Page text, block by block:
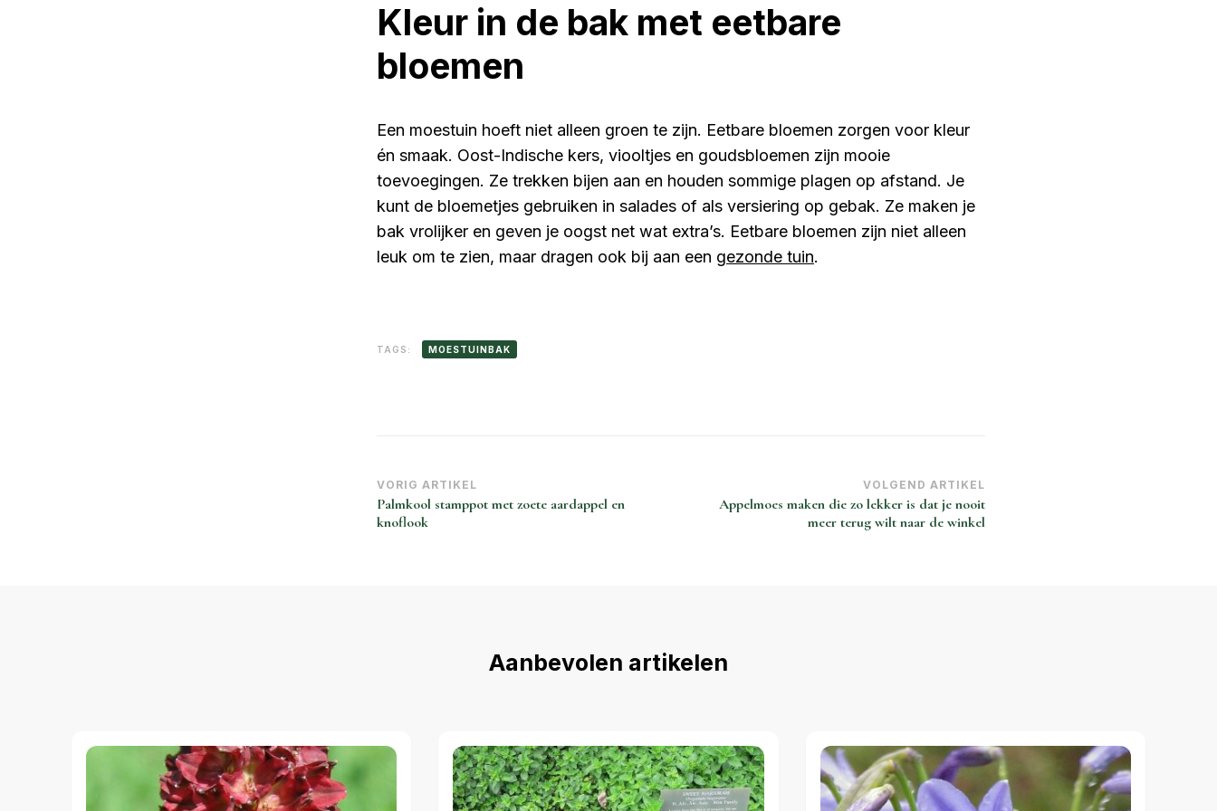
Kleur in de bak met eetbare
bloemen
Een moestuin hoeft niet alleen groen te zijn. Eetbare bloemen zorgen voor kleur
én smaak. Oost-Indische kers, viooltjes en goudsbloemen zijn mooie
toevoegingen. Ze trekken bijen aan en houden sommige plagen op afstand. Je
kunt de bloemetjes gebruiken in salades of als versiering op gebak. Ze maken je
bak vrolijker en geven je oogst net wat extra’s. Eetbare bloemen zijn niet alleen
leuk om te zien, maar dragen ook bij aan een gezonde tuin.
TAGS: MOESTUINBAK
Bericht
navigatie
VORIG ARTIKEL
Palmkool stamppot met zoete aardappel en
knoflook
VOLGEND ARTIKEL
Appelmoes maken die zo lekker is dat je nooit
meer terug wilt naar de winkel
Aanbevolen artikelen